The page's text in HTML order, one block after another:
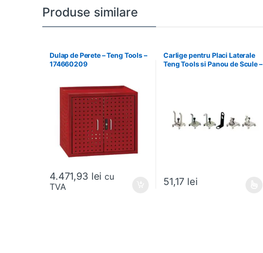
Produse similare
Dulap de Perete – Teng Tools –
174660209
4.471,93 lei cu
TVA
Carlige pentru Placi Laterale
Teng Tools si Panou de Scule –
51,17 lei